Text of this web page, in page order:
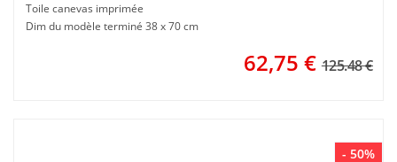
Toile canevas imprimée
Dim du modèle terminé 38 x 70 cm
62,75 € 125.48 €
- 50%